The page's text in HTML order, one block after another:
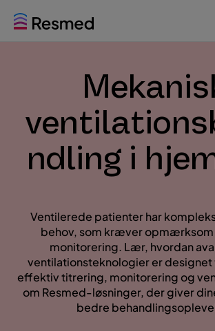
G
u
G
ndling i
Ventilerede patienter har
behov, som kræver opmærksom
monitorering. Lær, hvordan
ventilationsteknologier er designet
effektiv titrering, monitorering og
om Resmed-løsninger, der giver
bedre